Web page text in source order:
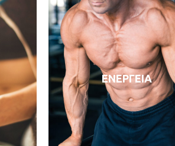
ΕΝΕΡΓΕΙΑ
ΔΕΙΤΕ ΠΕΡΙΣΣΟΤΕΡΑ